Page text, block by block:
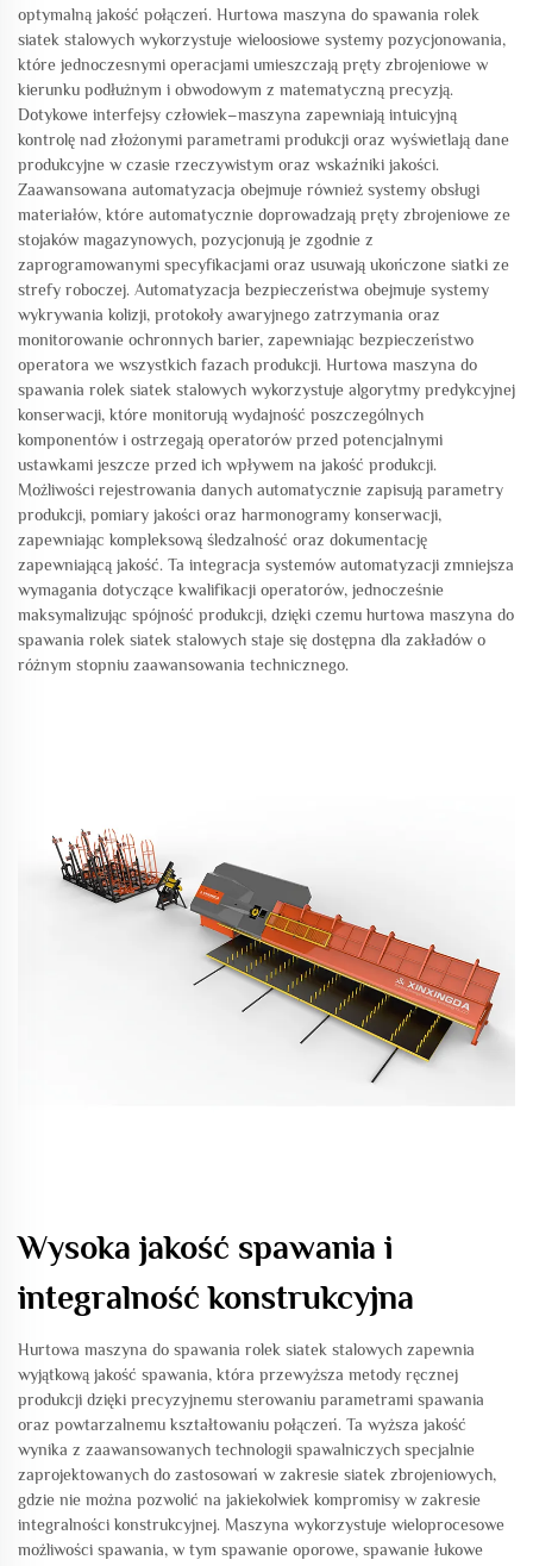
optymalną jakość połączeń. Hurtowa maszyna do spawania rolek
siatek stalowych wykorzystuje wieloosiowe systemy pozycjonowania,
które jednoczesnymi operacjami umieszczają pręty zbrojeniowe w
kierunku podłużnym i obwodowym z matematyczną precyzją.
Dotykowe interfejsy człowiek–maszyna zapewniają intuicyjną
kontrolę nad złożonymi parametrami produkcji oraz wyświetlają dane
produkcyjne w czasie rzeczywistym oraz wskaźniki jakości.
Zaawansowana automatyzacja obejmuje również systemy obsługi
materiałów, które automatycznie doprowadzają pręty zbrojeniowe ze
stojaków magazynowych, pozycjonują je zgodnie z
zaprogramowanymi specyfikacjami oraz usuwają ukończone siatki ze
strefy roboczej. Automatyzacja bezpieczeństwa obejmuje systemy
wykrywania kolizji, protokoły awaryjnego zatrzymania oraz
monitorowanie ochronnych barier, zapewniając bezpieczeństwo
operatora we wszystkich fazach produkcji. Hurtowa maszyna do
spawania rolek siatek stalowych wykorzystuje algorytmy predykcyjnej
konserwacji, które monitorują wydajność poszczególnych
komponentów i ostrzegają operatorów przed potencjalnymi
ustawkami jeszcze przed ich wpływem na jakość produkcji.
Możliwości rejestrowania danych automatycznie zapisują parametry
produkcji, pomiary jakości oraz harmonogramy konserwacji,
zapewniając kompleksową śledzalność oraz dokumentację
zapewniającą jakość. Ta integracja systemów automatyzacji zmniejsza
wymagania dotyczące kwalifikacji operatorów, jednocześnie
maksymalizując spójność produkcji, dzięki czemu hurtowa maszyna do
spawania rolek siatek stalowych staje się dostępna dla zakładów o
różnym stopniu zaawansowania technicznego.
Wysoka jakość spawania i
integralność konstrukcyjna
Hurtowa maszyna do spawania rolek siatek stalowych zapewnia
wyjątkową jakość spawania, która przewyższa metody ręcznej
produkcji dzięki precyzyjnemu sterowaniu parametrami spawania
oraz powtarzalnemu kształtowaniu połączeń. Ta wyższa jakość
wynika z zaawansowanych technologii spawalniczych specjalnie
zaprojektowanych do zastosowań w zakresie siatek zbrojeniowych,
gdzie nie można pozwolić na jakiekolwiek kompromisy w zakresie
integralności konstrukcyjnej. Maszyna wykorzystuje wieloprocesowe
możliwości spawania, w tym spawanie oporowe, spawanie łukowe